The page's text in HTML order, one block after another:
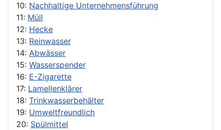
10: Nachhaltige Unternehmensführung
11: Müll
12: Hecke
13: Reinwasser
14: Abwässer
15: Wasserspender
16: E-Zigarette
17: Lamellenklärer
18: Trinkwasserbehälter
19: Umweltfreundlich
20: Spülmittel